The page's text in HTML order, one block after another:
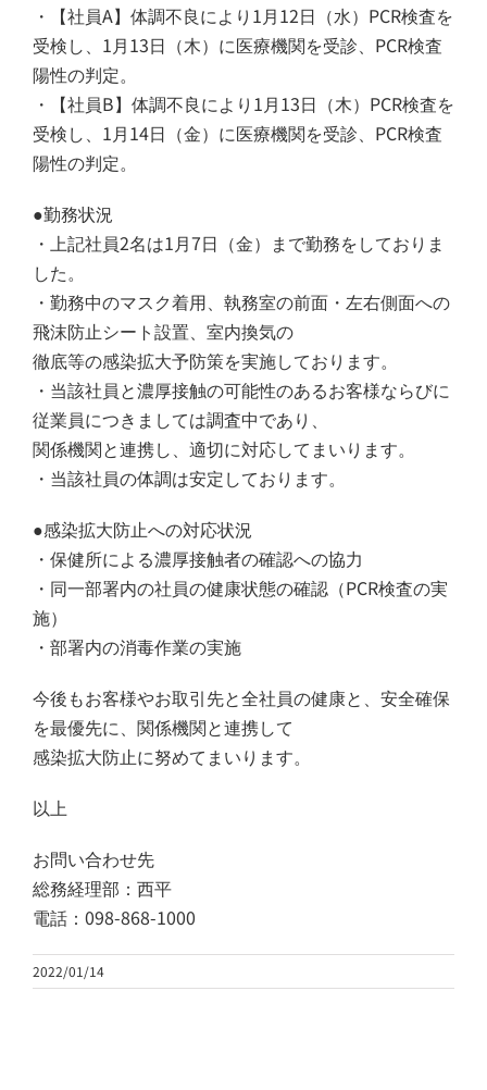
・【社員A】体調不良により1月12日（水）PCR検査を
受検し、1月13日（木）に医療機関を受診、PCR検査
陽性の判定。
・【社員B】体調不良により1月13日（木）PCR検査を
受検し、1月14日（金）に医療機関を受診、PCR検査
陽性の判定。
●勤務状況
・上記社員2名は1月7日（金）まで勤務をしておりま
した。
・勤務中のマスク着用、執務室の前面・左右側面への
飛沫防止シート設置、室内換気の
徹底等の感染拡大予防策を実施しております。
・当該社員と濃厚接触の可能性のあるお客様ならびに
従業員につきましては調査中であり、
関係機関と連携し、適切に対応してまいります。
・当該社員の体調は安定しております。
●感染拡大防止への対応状況
・保健所による濃厚接触者の確認への協力
・同一部署内の社員の健康状態の確認（PCR検査の実
施）
・部署内の消毒作業の実施
今後もお客様やお取引先と全社員の健康と、安全確保
を最優先に、関係機関と連携して
感染拡大防止に努めてまいります。
以上
お問い合わせ先
総務経理部：西平
電話：098-868-1000
2022/01/14